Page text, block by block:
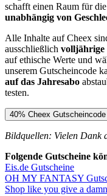
schafft einen Raum für die
unabhängig von
Alle Inhalte auf Cheex
ausschließlich volljährige
auf ethische Werte und
unserem Gutscheincode
auf das Jahresabo
testen.
40% Cheex
Bildquellen: Vielen Dank
Folgende Gutscheine
Eis.de Gutscheine
OH MY FANTASY
Shop like you give a damn